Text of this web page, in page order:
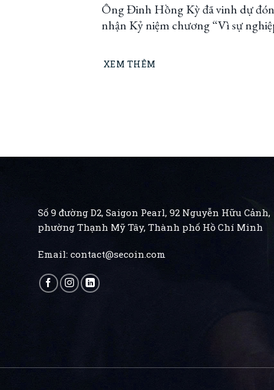
Ông Đinh Hồng Kỳ đã vinh dự đón
nhận Kỷ niệm chương “Vì sự
XEM THÊM
Số 9 đường D2, Saigon Pearl, 92 Nguyễn Hữu Cảnh,
phường Thạnh Mỹ Tây, Thành phố Hồ Chí Minh
Email: contact@secoin.com